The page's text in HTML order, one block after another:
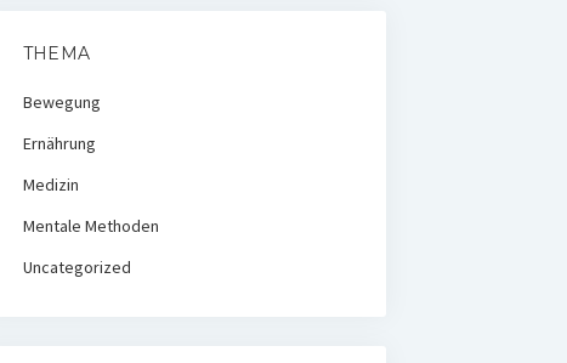
THEMA
Bewegung
Ernährung
Medizin
Mentale Methoden
Uncategorized